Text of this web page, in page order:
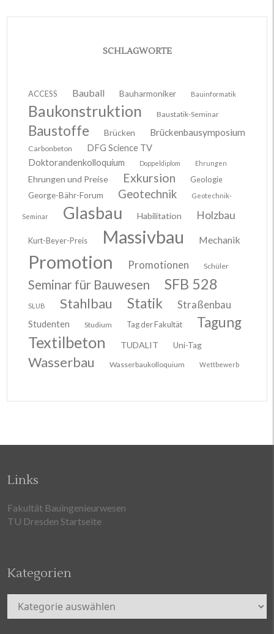
SCHLAGWORTE
ACCESS Bauball Bauharmoniker Bauinformatik
Baukonstruktion Baustatik-Seminar
Baustoffe Brücken Brückenbausymposium
Carbonbeton
DFG Science TV
Doktorandenkolloquium
Doppeldiplom Ehrungen
Ehrungen und Preise Exkursion
Geologie
George-Bähr-Forum
Geotechnik Geotechnik-
Seminar Glasbau Habilitation Holzbau
Kurt-Beyer-Preis Massivbau Mechanik
Promotion Promotionen Schüler
Seminar für Bauwesen SFB 528
SLUB Stahlbau Statik Straßenbau
Studenten Studium Tag der Fakultät Tagung
Textilbeton TUDALIT Uni-Tag
Wasserbau Wasserbaukolloquium Wettbewerb
Links
Fakultät Bauingenieurwesen
TU Dresden Startseite
Kategorien
Kategorien